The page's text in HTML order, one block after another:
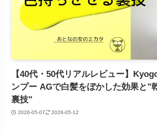
【40代・50代リアルレビュー】
ンプー AGで白髪をぼかした効果と"
裏技"
2026-05-07 2026-05-12